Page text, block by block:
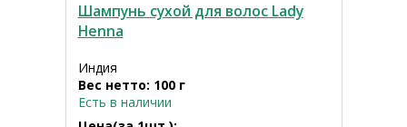
Шампунь сухой для волос Lady
Henna
Индия
Вес нетто: 100 г
Есть в наличии